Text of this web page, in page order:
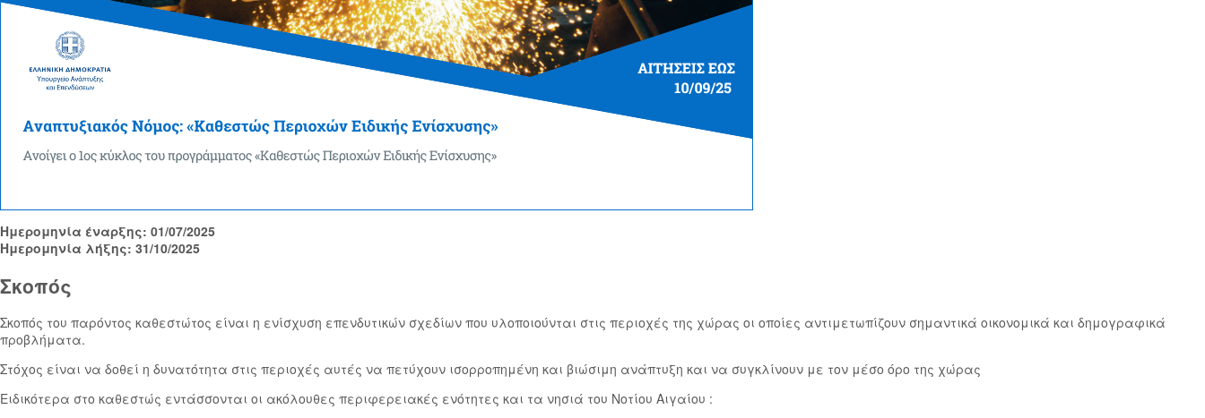
Ημερομηνία έναρξης: 01/07/2025
Ημερομηνία λήξης: 31/10/2025
Σκοπός
Σκοπός του παρόντος καθεστώτος είναι η ενίσχυση επενδυτικών σχεδίων που υλοποιούνται στις περιοχές της χώρας οι οποίες αντιμετωπίζουν σημαντικά οικονομικά και δημογραφικά
προβλήματα.
Στόχος είναι να δοθεί η δυνατότητα στις περιοχές αυτές να πετύχουν ισορροπημένη και βιώσιμη ανάπτυξη και να συγκλίνουν με τον μέσο όρο της χώρας
Ειδικότερα στο καθεστώς εντάσσονται οι ακόλουθες περιφερειακές ενότητες και τα νησιά του Νοτίου Αιγαίου :